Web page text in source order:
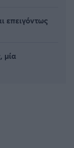
επειγόντως
μία